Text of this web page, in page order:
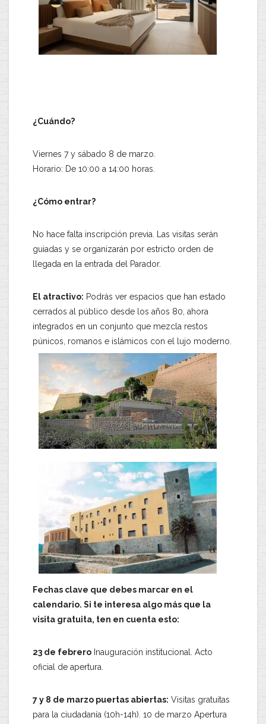
​¿Cuándo?
Viernes 7 y sábado 8 de marzo.
​Horario: De 10:00 a 14:00 horas.
​¿Cómo entrar?
No hace falta inscripción previa. Las visitas serán
guiadas y se organizarán por estricto orden de
llegada en la entrada del Parador.
​El atractivo: Podrás ver espacios que han estado
cerrados al público desde los años 80, ahora
integrados en un conjunto que mezcla restos
púnicos, romanos e islámicos con el lujo moderno.
Fechas clave que debes marcar en el
calendario. Si te interesa algo más que la
visita gratuita, ten en cuenta esto:
23 de febrero Inauguración institucional. Acto
oficial de apertura.
7 y 8 de marzo puertas abiertas: Visitas gratuitas
para la ciudadanía (10h-14h). 10 de marzo Apertura